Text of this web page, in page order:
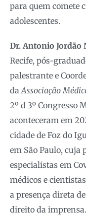
para quem comete
adolescentes.
Dr. Antonio Jordão
Recife, pós-
palestrante e
da Associação
2º d 3º Congresso
aconteceram em
cidade de Foz do
em São Paulo, cuja
especialistas em
médicos e
a presença direta
direito da